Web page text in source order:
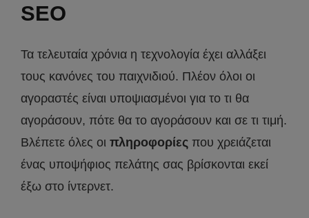
SEO
Τα τελευταία χρόνια η τεχνολογία έχει αλλάξει
τους κανόνες του παιχνιδιού. Πλέον όλοι οι
αγοραστές είναι υποψιασμένοι για το τι θα
αγοράσουν, πότε θα το αγοράσουν και σε τι τιμή.
Βλέπετε όλες οι πληροφορίες που χρειάζεται
ένας υποψήφιος πελάτης σας βρίσκονται εκεί
έξω στο ίντερνετ.